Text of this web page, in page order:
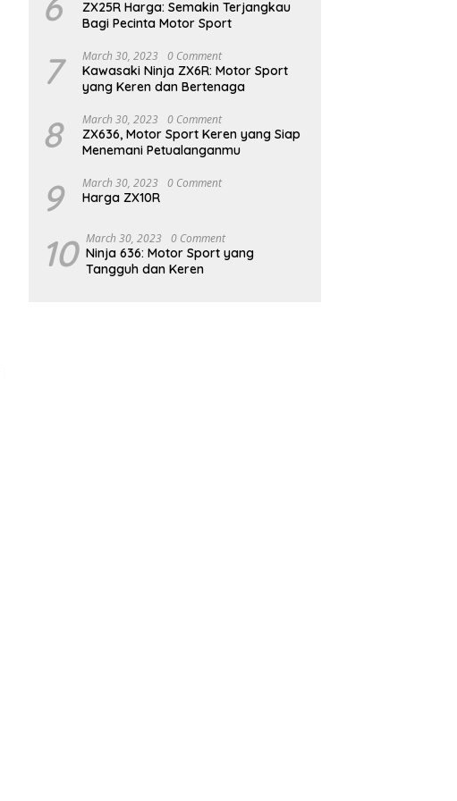
ZX25R Harga: Semakin Terjangkau
Bagi Pecinta Motor Sport
7 March 30, 2023 0 Comment
Kawasaki Ninja ZX6R: Motor Sport
yang Keren dan Bertenaga
8 March 30, 2023 0 Comment
ZX636, Motor Sport Keren yang Siap
Menemani Petualanganmu
9 March 30, 2023 0 Comment
Harga ZX10R
10 March 30, 2023 0 Comment
Ninja 636: Motor Sport yang
Tangguh dan Keren